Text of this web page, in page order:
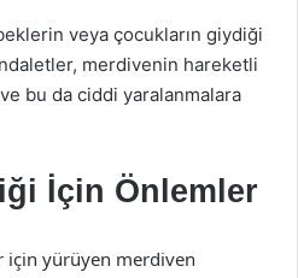
veya çocukların giydiği
merdivenin hareketli
bu da ciddi yaralanmalara
İçin Önlemler
için yürüyen merdiven